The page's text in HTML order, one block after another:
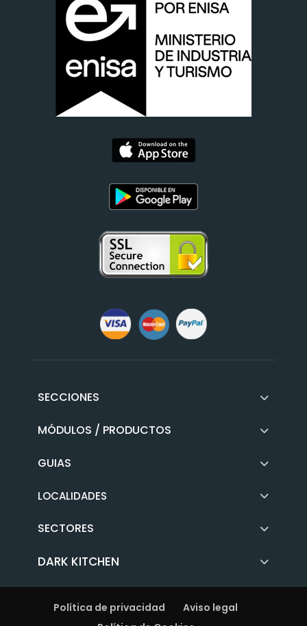
Datos de contacto para ejercer sus derechos:
Digital Restaurant S.L.. C/ Hortaleza, 8, 3 dcha, 8 3 Derecha -
28004 Madrid (Madrid). E-mail:
administracion@camarero10.com
Para continuar debe aceptar que ha leído y está conforme
con la cláusula anterior.
SECCIONES
MÓDULOS / PRODUCTOS
GUIAS
LOCALIDADES
SECTORES
DARK KITCHEN
Política de privacidad
Aviso legal